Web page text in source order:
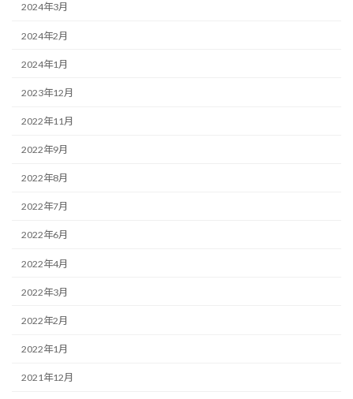
2024年3月
2024年2月
2024年1月
2023年12月
2022年11月
2022年9月
2022年8月
2022年7月
2022年6月
2022年4月
2022年3月
2022年2月
2022年1月
2021年12月